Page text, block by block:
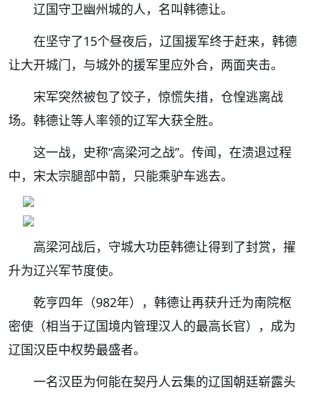
辽国守卫幽州城的人，名叫韩德让。
在坚守了15个昼夜后，辽国援军终于赶来，韩德
让大开城门，与城外的援军里应外合，两面夹击。
宋军突然被包了饺子，惊慌失措，仓惶逃离战
场。韩德让等人率领的辽军大获全胜。
这一战，史称“高梁河之战”。传闻，在溃退过程
中，宋太宗腿部中箭，只能乘驴车逃去。
高梁河战后，守城大功臣韩德让得到了封赏，擢
升为辽兴军节度使。
乾亨四年（982年），韩德让再获升迁为南院枢
密使（相当于辽国境内管理汉人的最高长官），成为
辽国汉臣中权势最盛者。
一名汉臣为何能在契丹人云集的辽国朝廷崭露头